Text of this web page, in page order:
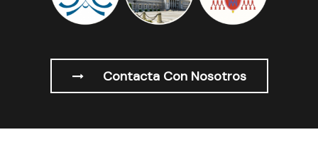
Contacta Con Nosotros